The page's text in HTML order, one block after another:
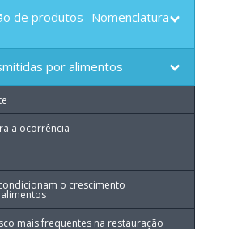
de produtos- Nomenclatura
por alimentos
a ocorrência
o crescimento
mais frequentes na restauração